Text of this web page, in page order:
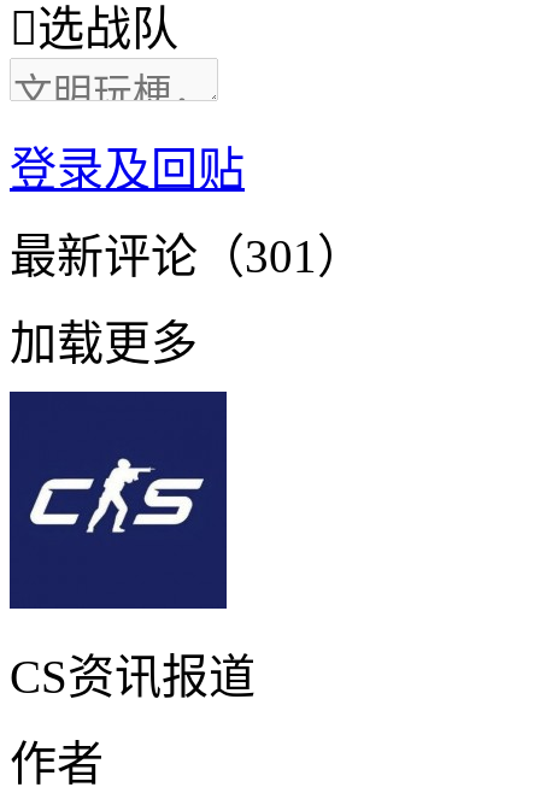
选战队
登录及回贴
最新评论（301）
加载更多
CS资讯报道
作者